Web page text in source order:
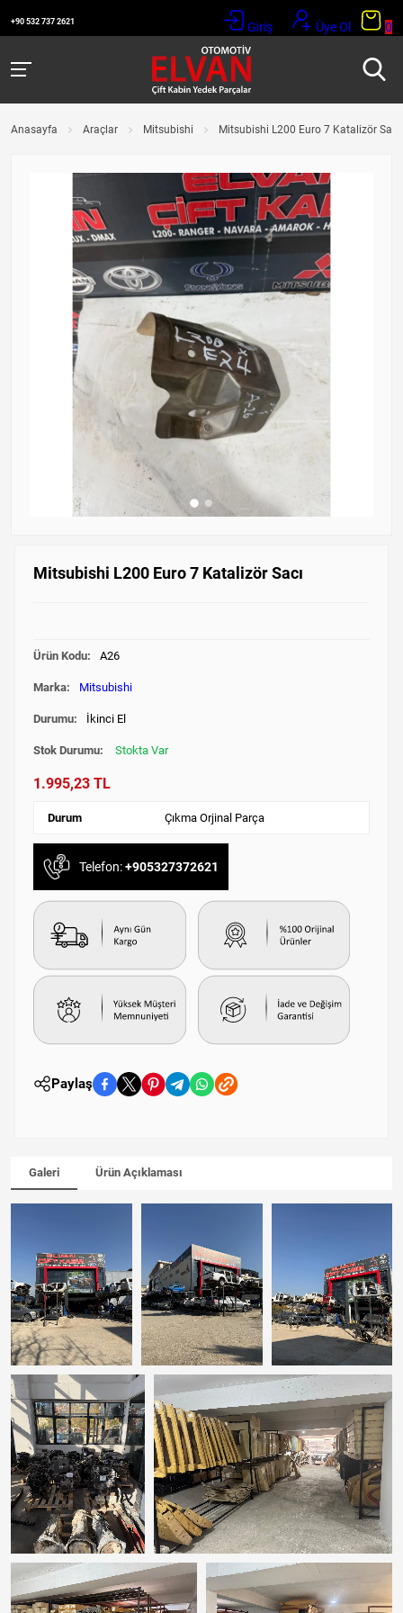
+90 532 737 2621 Giriş Üye Ol 0
Anasayfa Araçlar Mitsubishi Mitsubishi L200 Euro 7 Katalizör Sacı
Mitsubishi L200 Euro 7 Katalizör Sacı
Ürün Kodu: A26
Marka: Mitsubishi
Durumu: İkinci El
Stok Durumu: Stokta Var
1.995,23 TL
Durum Çıkma Orjinal Parça
Telefon:+905327372621
Paylaş
Galeri Ürün Açıklaması